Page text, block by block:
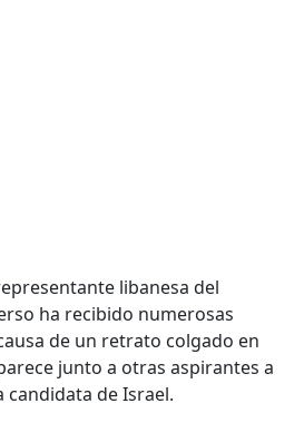
libanesa del
ha recibido numerosas
de un retrato colgado en
junto a otras aspirantes a
candidata de Israel.